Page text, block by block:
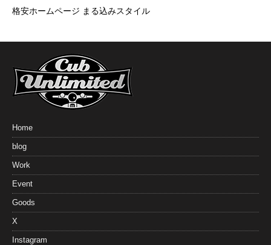
格安ホームページ まる込みスタイル
Home
blog
Work
Event
Goods
X
Instagram